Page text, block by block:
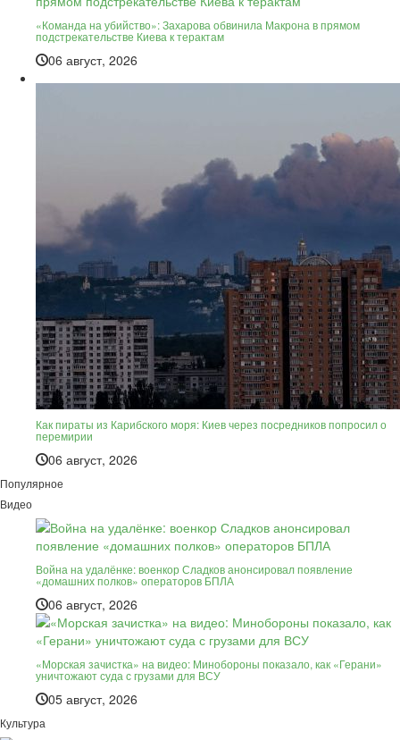
«Команда на убийство»: Захарова обвинила Макрона в прямом
подстрекательстве Киева к терактам
06 август, 2026
Как пираты из Карибского моря: Киев через посредников попросил о
перемирии
06 август, 2026
Популярное
Видео
Война на удалёнке: военкор Сладков анонсировал появление
«домашних полков» операторов БПЛА
06 август, 2026
«Морская зачистка» на видео: Минобороны показало, как «Герани»
уничтожают суда с грузами для ВСУ
05 август, 2026
Культура